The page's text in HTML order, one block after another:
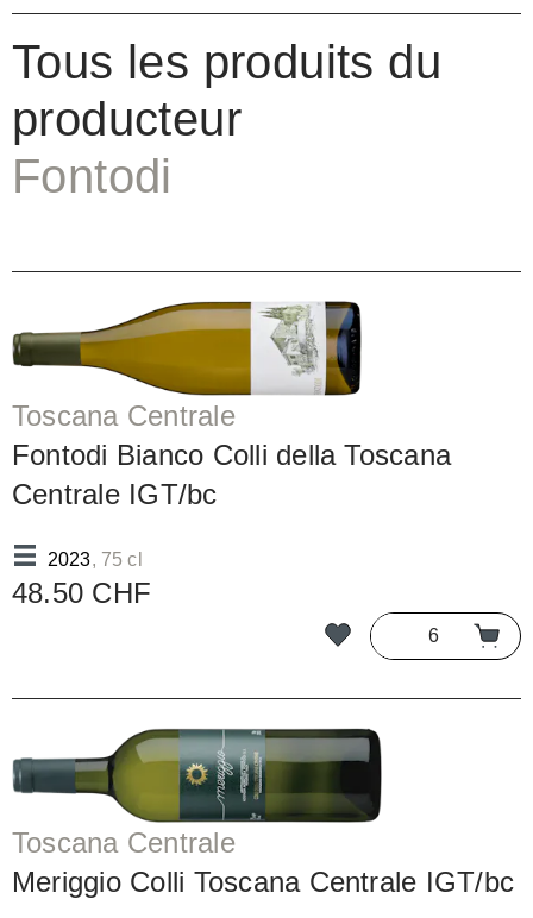
Tous les produits du
producteur
Fontodi
Toscana Centrale
Fontodi Bianco Colli della Toscana
Centrale IGT/bc
2023, 75 cl
48.50 CHF
Toscana Centrale
Meriggio Colli Toscana Centrale IGT/bc